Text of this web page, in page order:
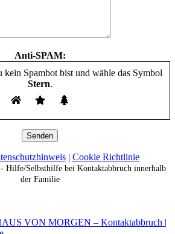
Anti-SPAM:
kein Spambot bist und wähle das Symbol
Stern.
| Cookie Richtlinie
Hilfe/Selbsthilfe bei Kontaktabbruch innerhalb
der Familie
VON MORGEN – Kontaktabbruch |